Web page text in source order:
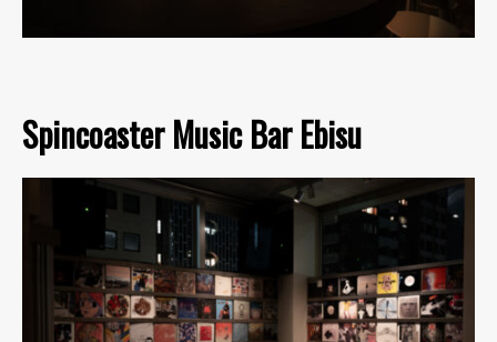
Spincoaster Music Bar Ebisu